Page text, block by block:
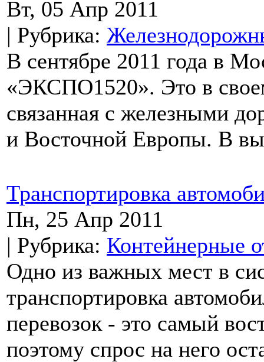
Вт, 05 Апр 2011
| Рубрика:
В сентябре 2011 года в
«ЭКСПО1520». Это в
связанная с железными
и Восточной Европы. В
Транспортировка
Пн, 25 Апр 2011
| Рубрика: Контейнерные
Одно из важных мест в
транспортировка
перевозок - это самый
поэтому спрос на него